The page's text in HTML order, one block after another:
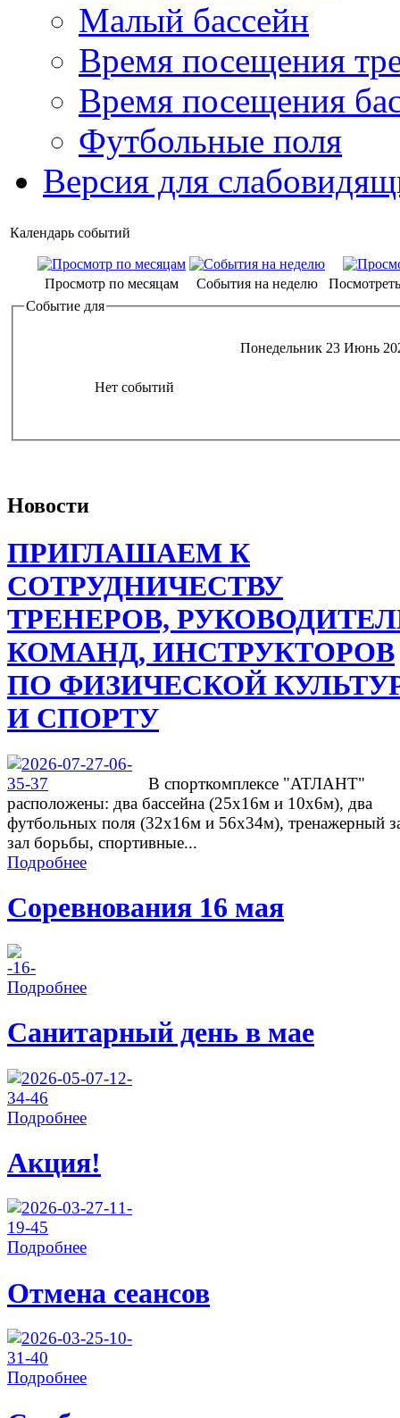
Малый бассейн
Время посещения
Время посещения
Футбольные поля
Версия для
Календарь событий
Просмотр по месяцам События на неделю
Событие для
Понедельник 23 Июнь
Нет событий
Новости
ПРИГЛАШАЕМ К
СОТРУДНИЧЕСТВУ
ТРЕНЕРОВ,
КОМАНД, ИНСТРУКТОРОВ
ПО ФИЗИЧЕСКОЙ
И СПОРТУ
В спорткомплексе "АТЛАНТ"
расположены: два бассейна (25х16м и 10х6м), два
футбольных поля (32х16м и 56х34м), тренажерный
зал борьбы, спортивные...
Подробнее
Соревнования 16 мая
Подробнее
Санитарный день в мае
Подробнее
Акция!
Подробнее
Отмена сеансов
Подробнее